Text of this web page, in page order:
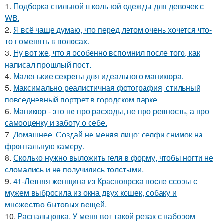
1. Подборка стильной школьной одежды для девочек с
WB.
2. Я всё чаще думаю, что перед летом очень хочется что-
то поменять в волосах.
3. Ну вот же, что я особенно вспомнил после того, как
написал прошлый пост.
4. Маленькие секреты для идеального маникюра.
5. Максимально реалистичная фотография, стильный
повседневный портрет в городском парке.
6. Маникюр - это не про расходы, не про ревность, а про
самооценку и заботу о себе.
7. Домашнее. Создай не меняя лицо: селфи снимок на
фронтальную камеру.
8. Сколько нужно выложить геля в форму, чтобы ногти не
сломались и не получились толстыми.
9. 41-Летняя женщина из Красноярска после ссоры с
мужем выбросила из окна двух кошек, собаку и
множество бытовых вещей.
10. Распальцовка. У меня вот такой резак с набором